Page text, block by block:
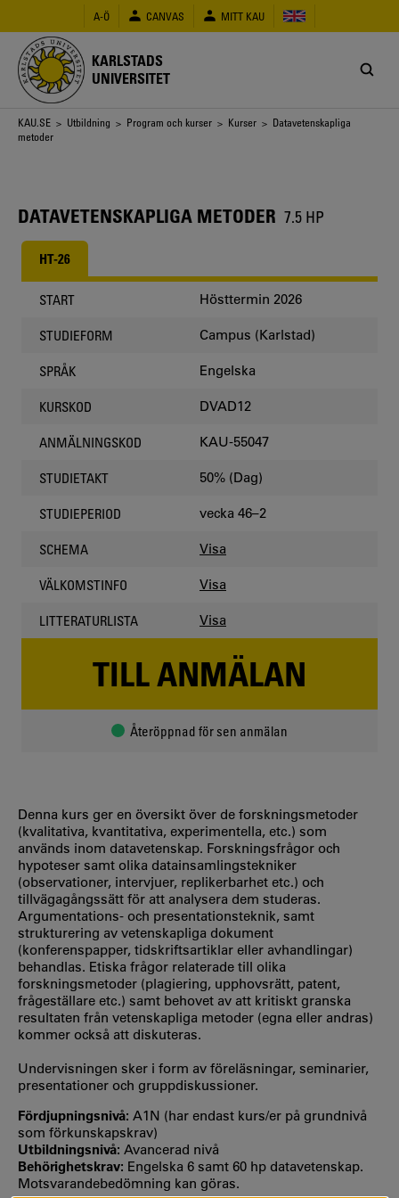
huvudinnehåll
A-Ö CANVAS MITT KAU
KARLSTADS
UNIVERSITET
Länkstig
KAU.SE > Utbildning > Program och kurser > Kurser > Datavetenskapliga
metoder
DATAVETENSKAPLIGA METODER 7.5 HP
HT-26
START Hösttermin 2026
STUDIEFORM Campus (Karlstad)
SPRÅK Engelska
KURSKOD DVAD12
ANMÄLNINGSKOD KAU-55047
STUDIETAKT 50% (Dag)
STUDIEPERIOD vecka 46–2
SCHEMA Visa
VÄLKOMSTINFO Visa
LITTERATURLISTA Visa
TILL ANMÄLAN
Återöppnad för sen anmälan
Denna kurs ger en översikt över de forskningsmetoder
(kvalitativa, kvantitativa, experimentella, etc.) som
används inom datavetenskap. Forskningsfrågor och
hypoteser samt olika datainsamlingstekniker
(observationer, intervjuer, replikerbarhet etc.) och
tillvägagångssätt för att analysera dem studeras.
Argumentations- och presentationsteknik, samt
strukturering av vetenskapliga dokument
(konferenspapper, tidskriftsartiklar eller avhandlingar)
behandlas. Etiska frågor relaterade till olika
forskningsmetoder (plagiering, upphovsrätt, patent,
frågeställare etc.) samt behovet av att kritiskt granska
resultaten från vetenskapliga metoder (egna eller andras)
kommer också att diskuteras.
Undervisningen sker i form av föreläsningar, seminarier,
presentationer och gruppdiskussioner.
Fördjupningsnivå: A1N (har endast kurs/er på grundnivå
som förkunskapskrav)
Utbildningsnivå: Avancerad nivå
Behörighetskrav: Engelska 6 samt 60 hp datavetenskap.
Motsvarandebedömning kan göras.